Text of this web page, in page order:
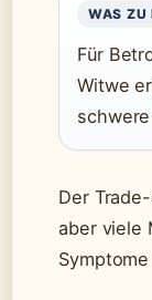
WAS ZU
Für
Witwe
Der
aber viele